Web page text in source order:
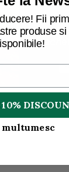
Fii
produse
multumesc